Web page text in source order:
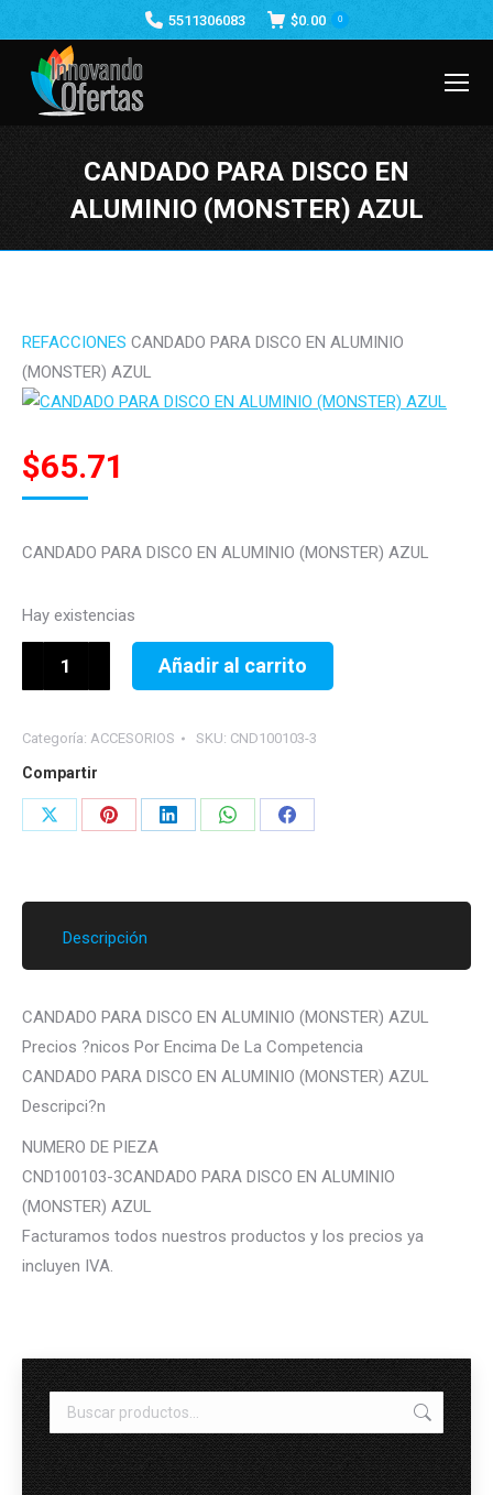
5511306083 $0.00 0
CANDADO PARA DISCO EN
ALUMINIO (MONSTER) AZUL
REFACCIONES CANDADO PARA DISCO EN ALUMINIO
(MONSTER) AZUL
$65.71
CANDADO PARA DISCO EN ALUMINIO (MONSTER) AZUL
Hay existencias
CANDADO
PARA
EN
ALUMINIO
(MONSTER)
AZUL
Añadir al carrito
Categoría: ACCESORIOS SKU: CND100103-3
Compartir
Share
Share
Share
Share
Share
Descripción
CANDADO PARA DISCO EN ALUMINIO (MONSTER) AZUL
Precios ?nicos Por Encima De La Competencia
CANDADO PARA DISCO EN ALUMINIO (MONSTER) AZUL
Descripci?n
NUMERO DE PIEZA
CND100103-3CANDADO PARA DISCO EN ALUMINIO
(MONSTER) AZUL
Facturamos todos nuestros productos y los precios ya
incluyen IVA.